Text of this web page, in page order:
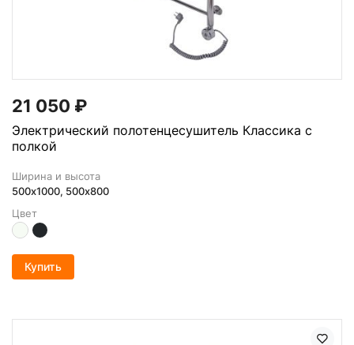
21 050 ₽
Электрический полотенцесушитель Классика с
полкой
Ширина и высота
500х1000, 500x800
Цвет
Купить